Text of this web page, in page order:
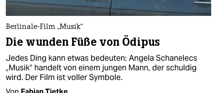
Berlinale-Film „Musik“
Die wunden Füße von Ödipus
Jedes Ding kann etwas bedeuten: Angela Schanelecs
„Musik“ handelt von einem jungen Mann, der schuldig
wird. Der Film ist voller Symbole.